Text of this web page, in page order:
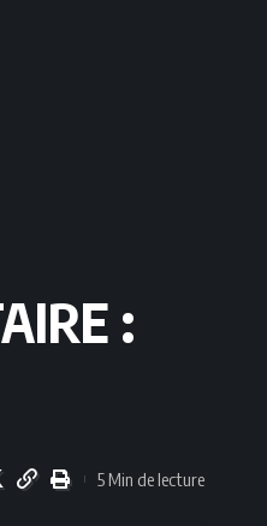
:
5 Min de lecture